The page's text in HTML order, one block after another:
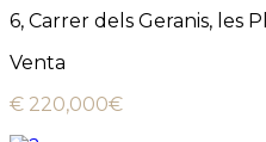
6, Carrer dels Geranis, les
Venta
€ 220,000€